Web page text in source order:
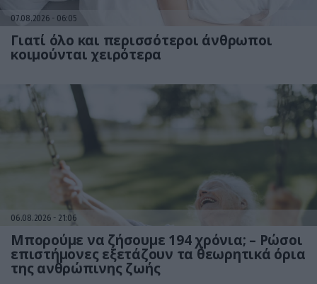
07.08.2026 06:05
Γιατί όλο και περισσότεροι άνθρωποι
κοιμούνται χειρότερα
06.08.2026 21:06
Μπορούμε να ζήσουμε 194 χρόνια; – Ρώσοι
επιστήμονες εξετάζουν τα θεωρητικά όρια
της ανθρώπινης ζωής